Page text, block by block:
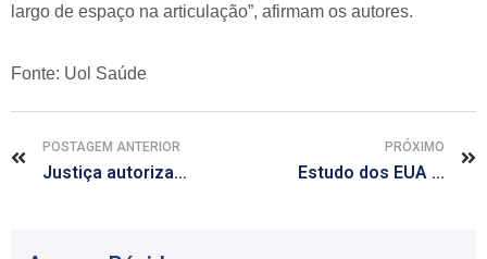
largo de espaço na articulação”, afirmam os autores.
Fonte: Uol Saúde
POSTAGEM ANTERIOR
Justiça autoriza uso de derivado de maconha para criança epiléptica
PRÓXIMO
Estudo dos EUA apresenta novo tratamento contra câncer de mama